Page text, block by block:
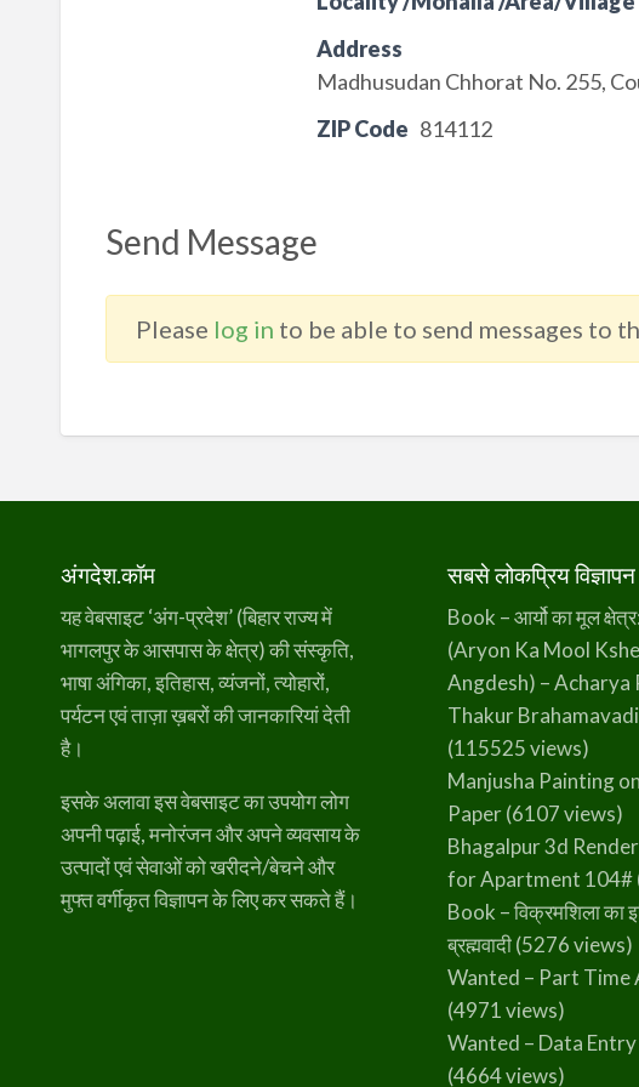
Address
Madhusudan Chhorat No. 255,
ZIP Code 814112
Send Message
Please log in to be able to send messages to
अंगदेश.कॉम
यह वेबसाइट ‘अंग-प्रदेश’ (बिहार राज्य में
भागलपुर के आसपास के क्षेत्र) की संस्कृति,
भाषा अंगिका, इतिहास, व्यंजनों, त्योहारों,
पर्यटन एवं ताज़ा ख़बरों की जानकारियां देती
है।
इसके अलावा इस वेबसाइट का उपयोग लोग
अपनी पढ़ाई, मनोरंजन और अपने व्यवसाय के
उत्पादों एवं सेवाओं को खरीदने/बेचने और
मुफ्त वर्गीकृत विज्ञापन के लिए कर सकते हैं।
सबसे लोकप्रिय विज्ञापन
Book – आर्यो का मूल
(Aryon Ka Mool
Angdesh) – Acharya
Thakur Brahamavadi
(115525 views)
Manjusha Painting
Paper(6107 views)
Bhagalpur 3d
for Apartment 104#
Book – विक्रमशिला का
ब्रह्मवादी(5276 views)
Wanted – Part Time
(4971 views)
Wanted – Data
(4664 views)